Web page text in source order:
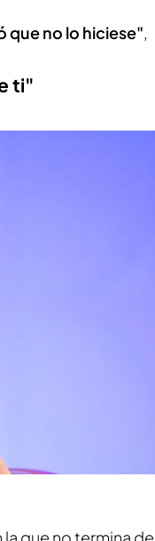
que no lo hiciese",
ti"